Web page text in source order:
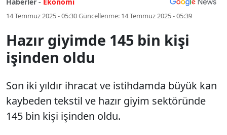
14 Temmuz 2025 - 05:30Güncellenme: 14 Temmuz 2025 - 05:39
Hazır giyimde 145 bin kişi
işinden oldu
Son iki yıldır ihracat ve istihdamda büyük kan
kaybeden tekstil ve hazır giyim sektöründe
145 bin kişi işinden oldu.